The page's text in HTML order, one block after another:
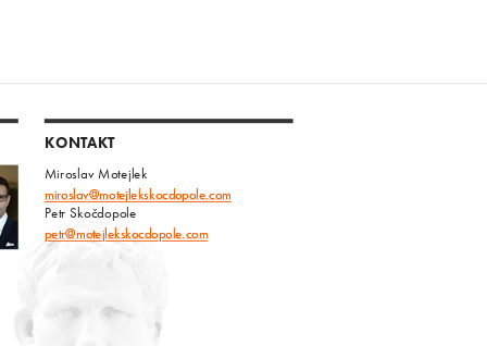
KONTAKT
Miroslav Motejlek
miroslav@motejlekskocdopole.com
Petr Skočdopole
petr@motejlekskocdopole.com